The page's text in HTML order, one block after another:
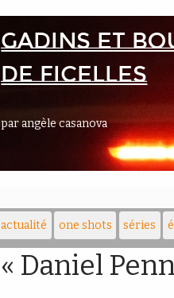
Gadins et
de ficelles
par angèle casanova
actualité one shots séries
« Daniel